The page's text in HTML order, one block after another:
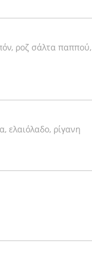
ροζ σάλτα παππού,
ελαιόλαδο, ρίγανη